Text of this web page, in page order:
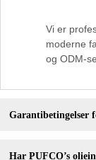
Vi er
moderne
og ODM-
Garantibetingelser
Har PUFCO’s